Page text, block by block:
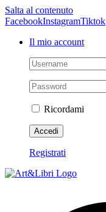
Salta al contenuto
FacebookInstagramTiktok
Il mio account
Ricordami
Registrati